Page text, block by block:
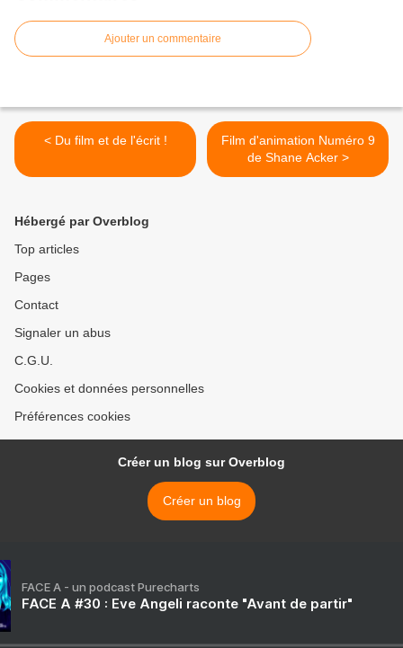
Ajouter un commentaire
< Du film et de l'écrit !
Film d'animation Numéro 9
de Shane Acker >
Hébergé par Overblog
Top articles
Pages
Contact
Signaler un abus
C.G.U.
Cookies et données personnelles
Préférences cookies
Créer un blog sur Overblog
Créer un blog
FACE A - un podcast Purecharts
FACE A #30 : Eve Angeli raconte "Avant de partir"